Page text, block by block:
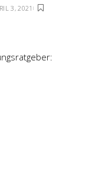
3, 2021